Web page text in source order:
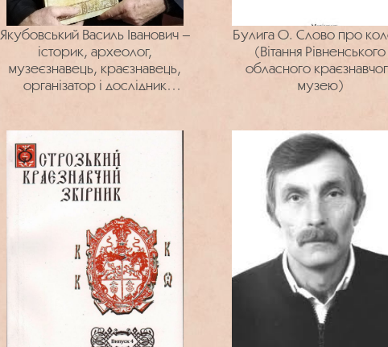
Якубовський Василь Іванович –
історик, археолог,
музеєзнавець, краєзнавець,
організатор і дослідник
Булига О. Слово про
(Вітання Рівненського
обласного
музею)